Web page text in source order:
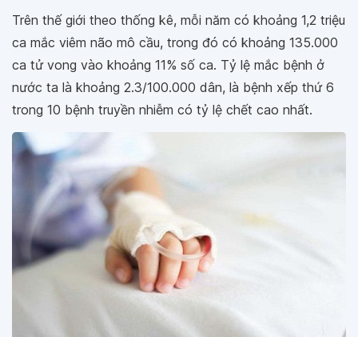
Trên thế giới theo thống kê, mỗi năm có khoảng 1,2 triệu
ca mắc viêm não mô cầu, trong đó có khoảng 135.000
ca tử vong vào khoảng 11% số ca. Tỷ lệ mắc bệnh ở
nước ta là khoảng 2.3/100.000 dân, là bệnh xếp thứ 6
trong 10 bệnh truyền nhiễm có tỷ lệ chết cao nhất.